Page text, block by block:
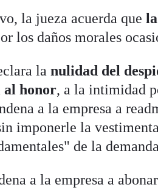
la jueza acuerda que
los daños morales
lanulidad del
al honor, a la intimidad
a la empresa a
imponerle la
de la
a la empresa a